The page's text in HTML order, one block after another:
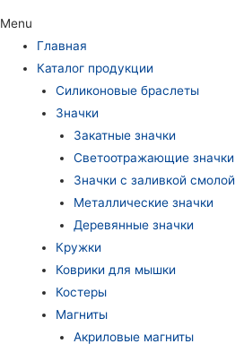
Menu
Главная
Каталог продукции
Силиконовые браслеты
Значки
Закатные значки
Светоотражающие значки
Значки с заливкой смолой
Металлические значки
Деревянные значки
Кружки
Коврики для мышки
Костеры
Магниты
Акриловые магниты